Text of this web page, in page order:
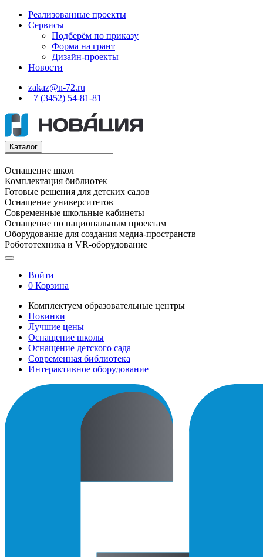
Реализованные проекты
Сервисы
Подберём по приказу
Форма на грант
Дизайн-проекты
Новости
zakaz@n-72.ru
+7 (3452) 54-81-81
Каталог
Оснащение школ
Комплектация библиотек
Готовые решения для детских садов
Оснащение университетов
Современные школьные кабинеты
Оснащение по национальным проектам
Оборудование для создания медиа-пространств
Робототехника и VR-оборудование
Войти
0 Корзина
Комплектуем образовательные центры
Новинки
Лучшие цены
Оснащение школы
Оснащение детского сада
Современная библиотека
Интерактивное оборудование